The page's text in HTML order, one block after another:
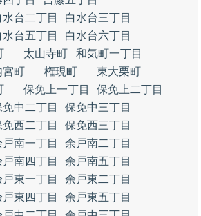
水台二丁目
白水台三丁目
水台五丁目
白水台六丁目
太山寺町
和気町一丁目
宮町 権現町
東大栗町
保免上一丁目
保免上二丁目
免中二丁目
保免中三丁目
免西二丁目
保免西三丁目
戸南一丁目
余戸南二丁目
戸南四丁目
余戸南五丁目
戸東一丁目
余戸東二丁目
戸東四丁目
余戸東五丁目